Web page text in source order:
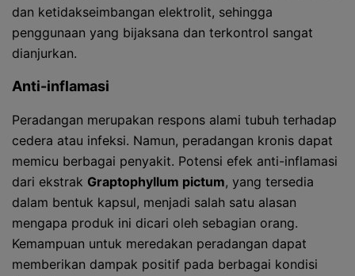
dan ketidakseimbangan elektrolit, sehingga
penggunaan yang bijaksana dan terkontrol sangat
dianjurkan.
Anti-inflamasi
Peradangan merupakan respons alami tubuh terhadap
cedera atau infeksi. Namun, peradangan kronis dapat
memicu berbagai penyakit. Potensi efek anti-inflamasi
dari ekstrak Graptophyllum pictum, yang tersedia
dalam bentuk kapsul, menjadi salah satu alasan
mengapa produk ini dicari oleh sebagian orang.
Kemampuan untuk meredakan peradangan dapat
memberikan dampak positif pada berbagai kondisi